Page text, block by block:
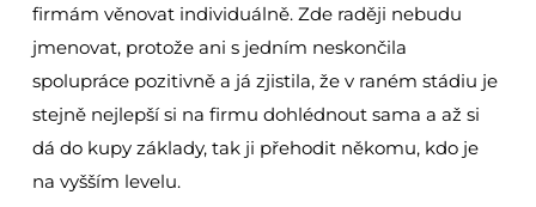
firmám věnovat individuálně. Zde raději nebudu
jmenovat, protože ani s jedním neskončila
spolupráce pozitivně a já zjistila, že v raném stádiu je
stejně nejlepší si na firmu dohlédnout sama a až si
dá do kupy základy, tak ji přehodit někomu, kdo je
na vyšším levelu.